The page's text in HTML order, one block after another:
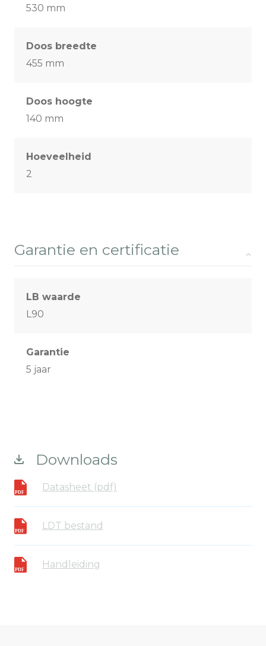
530 mm
Doos breedte
455 mm
Doos hoogte
140 mm
Hoeveelheid
2
Garantie en certificatie
LB waarde
L90
Garantie
5 jaar
Downloads
Datasheet (pdf)
LDT bestand
Handleiding